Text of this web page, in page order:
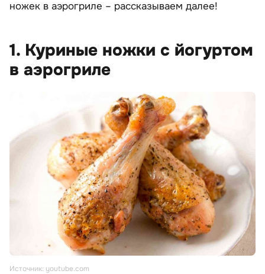
ножек в аэрогриле – рассказываем далее!
1. Куриные ножки с йогуртом
в аэрогриле
Источник: youtube.com